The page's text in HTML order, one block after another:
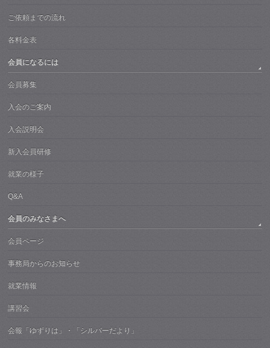
ご依頼までの流れ
各料金表
会員になるには
会員募集
入会のご案内
入会説明会
新入会員研修
就業の様子
Q&A
会員のみなさまへ
会員ページ
事務局からのお知らせ
就業情報
講習会
会報「ゆずりは」・「シルバーだより」